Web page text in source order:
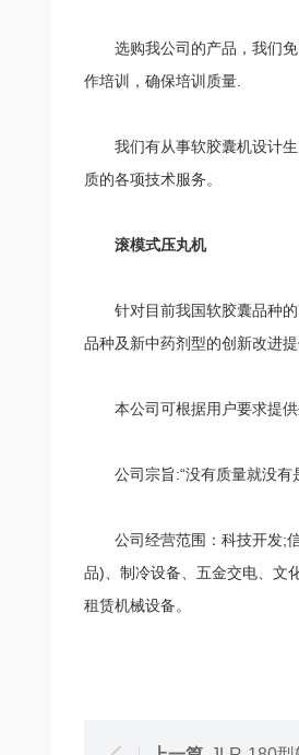
选购我公司的产品，我们免
作培训，确保培训质量.
我们有从事软胶囊机设计生
质的各项技术服务。
滚模式压丸机
针对目前我国软胶囊品种的
品种及新中药剂型的创新改进提
本公司可根据用户要求提供
公司宗旨:“没有质量就没有
公司经营范围：科技开发;信
品)、制冷设备、五金交电、文
租赁机械设备。